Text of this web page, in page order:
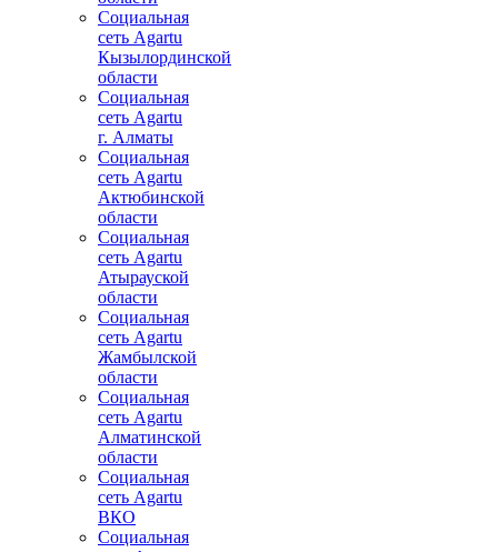
Социальная
сеть Agartu
Кызылординской
области
Социальная
сеть Agartu
г. Алматы
Социальная
сеть Agartu
Актюбинской
области
Социальная
сеть Agartu
Атырауской
области
Социальная
сеть Agartu
Жамбылской
области
Социальная
сеть Agartu
Алматинской
области
Социальная
сеть Agartu
ВКО
Социальная